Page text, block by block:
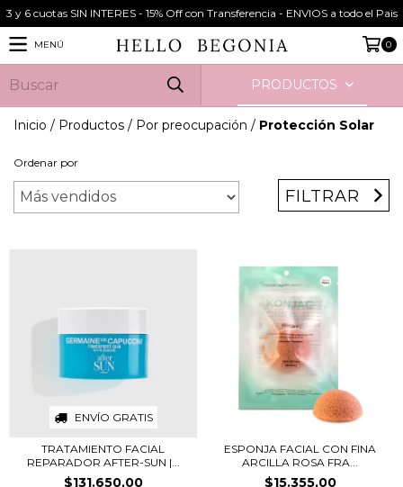
3 y 6 cuotas SIN INTERES - 15% Off con Transferencia - ENVIOS a todo el Pais
MENÚ 0
PRODUCTOS
Inicio / Productos / Por preocupación / Protección Solar
Ordenar por
FILTRAR
ENVÍO GRATIS
TRATAMIENTO FACIAL
REPARADOR AFTER-SUN |...
$131.650,00
ESPONJA FACIAL CON FINA
ARCILLA ROSA FRA...
$15.355,00